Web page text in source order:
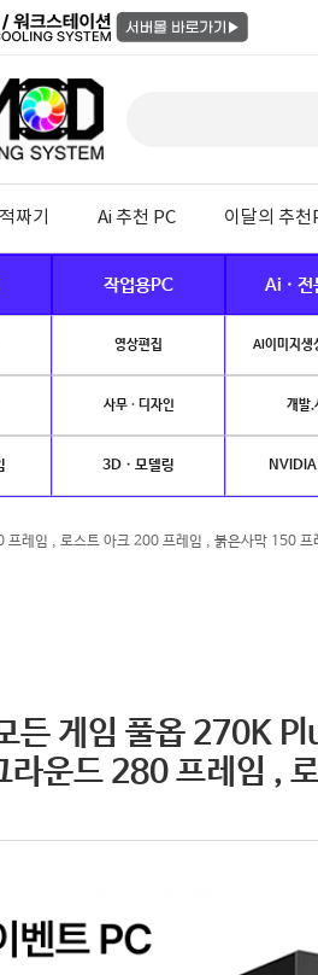
짜기 Ai 추천 PC 이달의 추천
작업용PC Ai · 전
영상편집 AI이미지생
사무 · 디자인 개발.
3D · 모델링
프레임 , 로스트 아크 200 프레임 , 붉은사막 150 프
든 게임 풀옵 270K
라운드 280 프레임 ,